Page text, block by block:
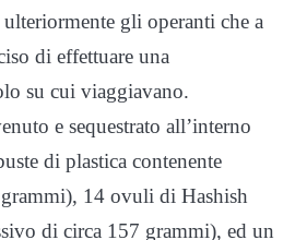
gli operanti che a
di effettuare una
su cui viaggiavano.
e sequestrato all’interno
di plastica contenente
14 ovuli di Hashish
di circa 157 grammi), ed un